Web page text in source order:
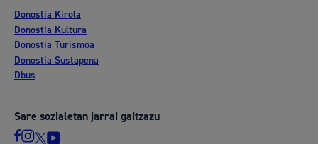
Donostia Kirola
Donostia Kultura
Donostia Turismoa
Donostia Sustapena
Dbus
Sare sozialetan jarrai gaitzazu